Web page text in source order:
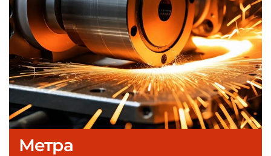
Метра